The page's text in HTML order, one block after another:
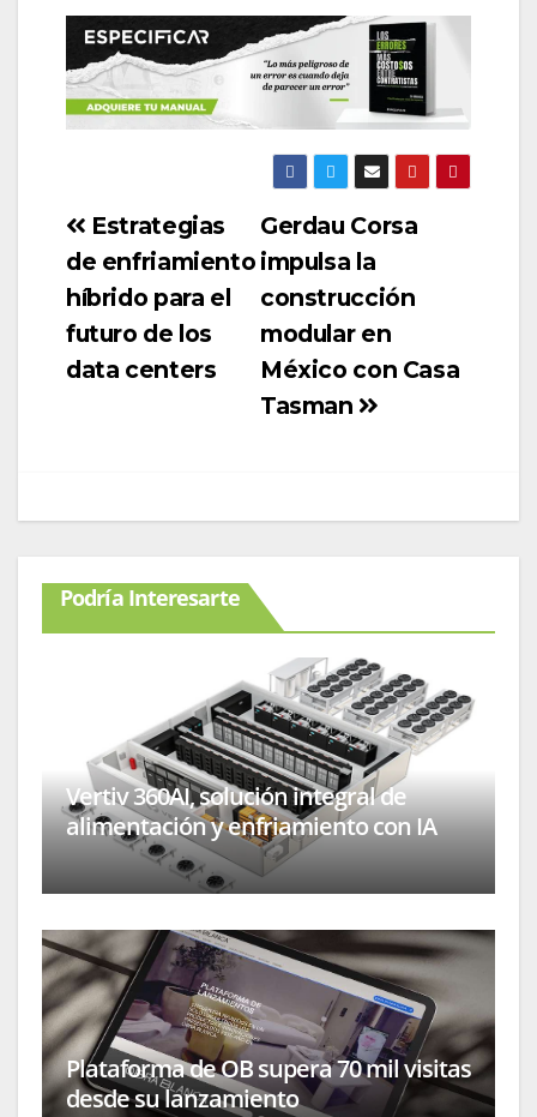
Gerdau Corsa
impulsa la
construcción
modular en
México con Casa
Tasman
Estrategias
de enfriamiento
híbrido para el
futuro de los
data centers
Podría Interesarte
Vertiv 360AI, solución integral de
alimentación y enfriamiento con IA
Plataforma de OB supera 70 mil visitas
desde su lanzamiento